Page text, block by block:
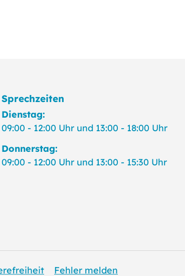
Sprechzeiten
Dienstag:
09:00 - 12:00 Uhr und 13:00 - 18:00 Uhr
Donnerstag:
09:00 - 12:00 Uhr und 13:00 - 15:30 Uhr
Fehler melden